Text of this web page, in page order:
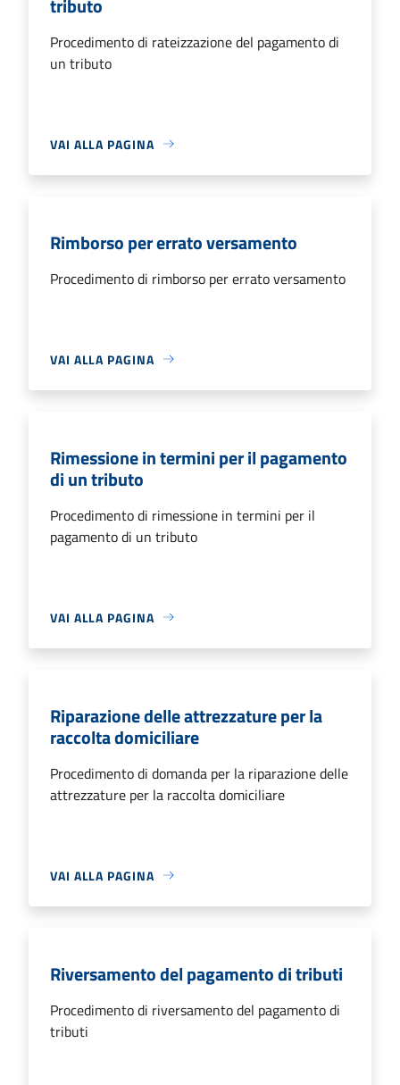
Procedimento di rateizzazione del pagamento di
un tributo
VAI ALLA PAGINA
Rimborso per errato versamento
Procedimento di rimborso per errato versamento
VAI ALLA PAGINA
Rimessione in termini per il pagamento
di un tributo
Procedimento di rimessione in termini per il
pagamento di un tributo
VAI ALLA PAGINA
Riparazione delle attrezzature per la
raccolta domiciliare
Procedimento di domanda per la riparazione delle
attrezzature per la raccolta domiciliare
VAI ALLA PAGINA
Riversamento del pagamento di tributi
Procedimento di riversamento del pagamento di
tributi